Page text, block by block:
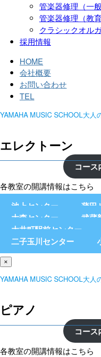
管楽器修理（一
管楽器修理（教
クラシックオル
採用情報
HOME
会社概要
お問い合わせ
TEL
YAMAHA MUSIC SCHOOL大人
エレクトーン
コース
各教室の開講情報はこちら
池上センター
蒲田
大森センター
武蔵
大井町駅前センター
二子玉川センター
×
YAMAHA MUSIC SCHOOL大人
ピアノ
コース
各教室の開講情報はこちら